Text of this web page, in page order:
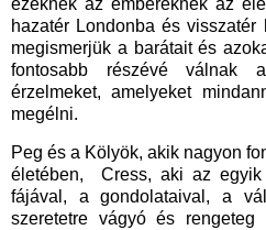
hazatér Londonba és visszatér
megismerjük a barátait és
fontosabb részévé válnak
érzelmeket, amelyeket
megélni.
Peg és a Kölyök, akik nagyon
életében, Cress, aki az
fájával, a gondolataival, a
szeretetre vágyó és